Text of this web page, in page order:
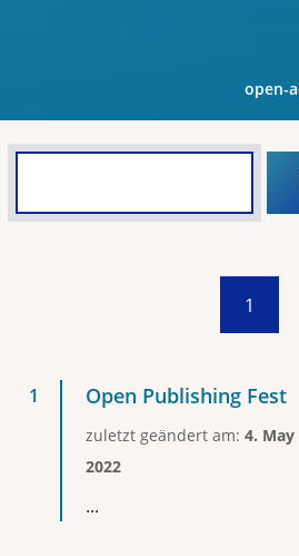
open-
1
Open Publishing Fest
zuletzt geändert am: 4. May
2022
...